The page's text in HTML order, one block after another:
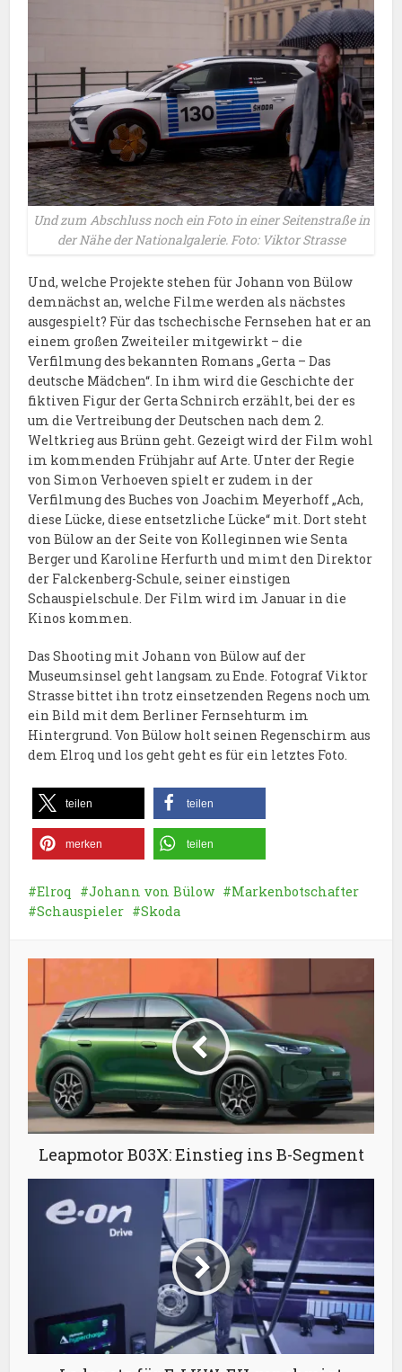
Und zum Abschluss noch ein Foto in einer Seitenstraße in
der Nähe der Nationalgalerie. Foto: Viktor Strasse
Und, welche Projekte stehen für Johann von Bülow
demnächst an, welche Filme werden als nächstes
ausgespielt? Für das tschechische Fernsehen hat er an
einem großen Zweiteiler mitgewirkt – die
Verfilmung des bekannten Romans „Gerta – Das
deutsche Mädchen“. In ihm wird die Geschichte der
fiktiven Figur der Gerta Schnirch erzählt, bei der es
um die Vertreibung der Deutschen nach dem 2.
Weltkrieg aus Brünn geht. Gezeigt wird der Film wohl
im kommenden Frühjahr auf Arte. Unter der Regie
von Simon Verhoeven spielt er zudem in der
Verfilmung des Buches von Joachim Meyerhoff „Ach,
diese Lücke, diese entsetzliche Lücke“ mit. Dort steht
von Bülow an der Seite von Kolleginnen wie Senta
Berger und Karoline Herfurth und mimt den Direktor
der Falckenberg-Schule, seiner einstigen
Schauspielschule. Der Film wird im Januar in die
Kinos kommen.
Das Shooting mit Johann von Bülow auf der
Museumsinsel geht langsam zu Ende. Fotograf Viktor
Strasse bittet ihn trotz einsetzenden Regens noch um
ein Bild mit dem Berliner Fernsehturm im
Hintergrund. Von Bülow holt seinen Regenschirm aus
dem Elroq und los geht geht es für ein letztes Foto.
teilen teilen
merken teilen
Elroq Johann von Bülow
Markenbotschafter
Schauspieler
Skoda
Leapmotor B03X: Einstieg ins B-Segment